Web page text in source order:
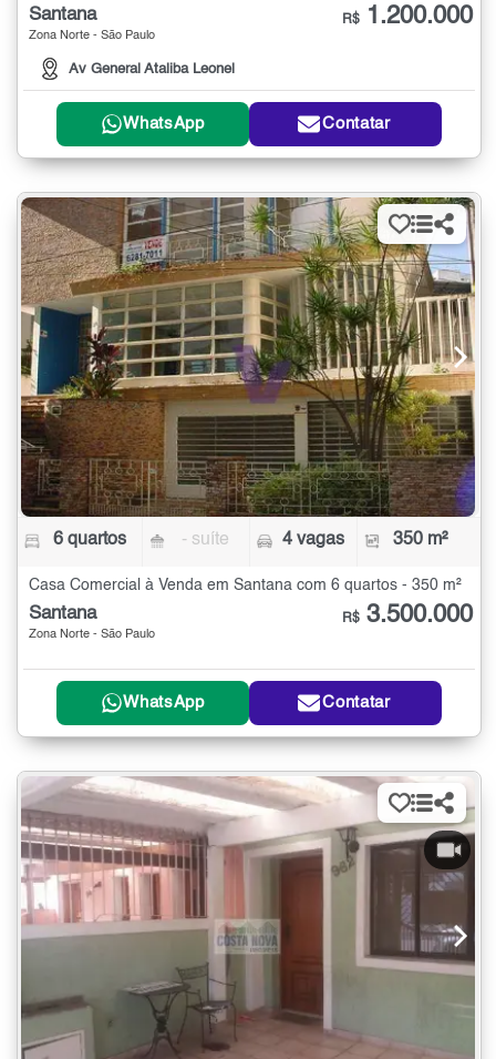
Santana
Zona Norte - São Paulo
Av General Ataliba Leonel
R$ 1.200.000
WhatsApp Contatar
6 quartos - suíte 4 vagas 350 m²
Casa Comercial à Venda em Santana com 6 quartos - 350 m²
Santana
Zona Norte - São Paulo
R$ 3.500.000
WhatsApp Contatar